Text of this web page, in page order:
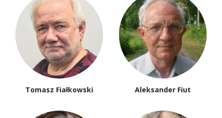
Tomasz Fiałkowski Aleksander Fiut